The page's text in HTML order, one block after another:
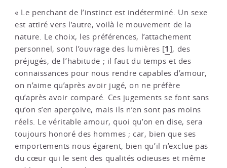
« Le penchant de l’instinct est indéterminé. Un sexe
est attiré vers l’autre, voilà le mouvement de la
nature. Le choix, les préférences, l’attachement
personnel, sont l’ouvrage des lumières [1], des
préjugés, de l’habitude ; il faut du temps et des
connaissances pour nous rendre capables d’amour,
on n’aime qu’après avoir jugé, on ne préfère
qu’après avoir comparé. Ces jugements se font sans
qu’on s’en aperçoive, mais ils n’en sont pas moins
réels. Le véritable amour, quoi qu’on en dise, sera
toujours honoré des hommes ; car, bien que ses
emportements nous égarent, bien qu’il n’exclue pas
du cœur qui le sent des qualités odieuses et même